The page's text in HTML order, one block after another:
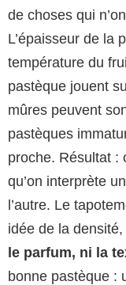
de choses qui
L’épaisseur de la
température du
pastèque jouent
mûres peuvent
pastèques
proche. Résultat :
qu’on interprète
l’autre. Le
idée de la
le parfum, ni la
bonne pastèque :